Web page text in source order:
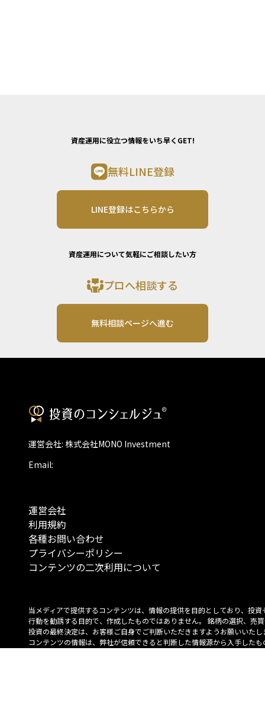
資産運用に役立つ情報をいち早くGET!
無料LINE登録
LINE登録はこちらから
資産運用について気軽にご相談したい方
プロへ相談する
無料相談ページへ進む
運営会社: 株式会社MONO Investment
Email:
運営会社
利用規約
各種お問い合わせ
プライバシーポリシー
コンテンツの二次利用について
当メディアで提供するコンテンツは、情報の提供を目的としており、投資
行動を勧誘する目的で、作成したものではありません。 銘柄の選択、売
投資の最終決定は、お客様ご自身でご判断いただきますようお願いいたし
コンテンツの情報は、弊社が信頼できると判断した情報源から入手したも